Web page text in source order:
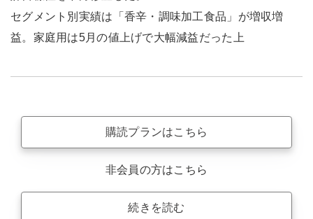
セグメント別実績は「香辛・調味加工食品」が増収増
益。家庭用は5月の値上げで大幅減益だった上
購読プランはこちら
非会員の方はこちら
続きを読む